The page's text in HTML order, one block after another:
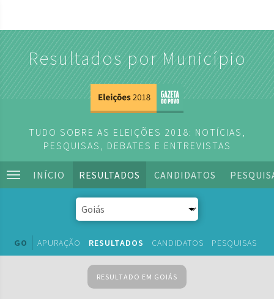
Resultados por Município
TUDO SOBRE AS ELEIÇÕES 2018: NOTÍCIAS,
PESQUISAS, DEBATES E ENTREVISTAS
INÍCIO RESULTADOS CANDIDATOS
GO APURAÇÃO RESULTADOS CANDIDATOS PESQUISAS
RESULTADO EM GOIÁS